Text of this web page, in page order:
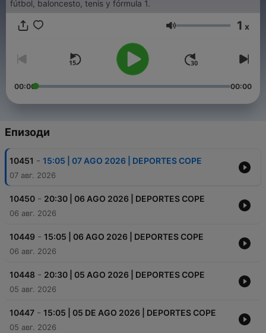
fútbol, baloncesto, tenis y fórmula 1.
Сила на звука
1 x
00:00 00:00
Епизоди
10451 - 15:05 | 07 AGO 2026 | DEPORTES COPE
07 авг. 2026
10450 - 20:30 | 06 AGO 2026 | DEPORTES COPE
06 авг. 2026
10449 - 15:05 | 06 AGO 2026 | DEPORTES COPE
06 авг. 2026
10448 - 20:30 | 05 AGO 2026 | DEPORTES COPE
05 авг. 2026
10447 - 15:05 | 05 DE AGO 2026 | DEPORTES COPE
05 авг. 2026